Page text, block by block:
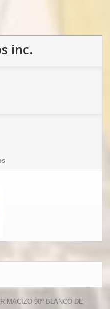
inc.
MACIZO 90º BLANCO DE